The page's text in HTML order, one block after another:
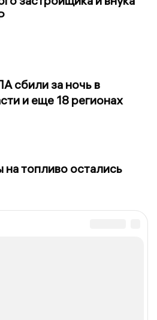
сбили за ночь в
и еще 18 регионах
на топливо остались